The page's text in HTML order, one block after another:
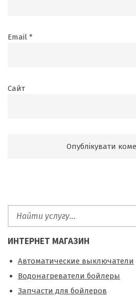
Email *
Сайт
ИНТЕРНЕТ МАГАЗИН
Автоматические выключатели
Водонагреватели бойлеры
Запчасти для бойлеров